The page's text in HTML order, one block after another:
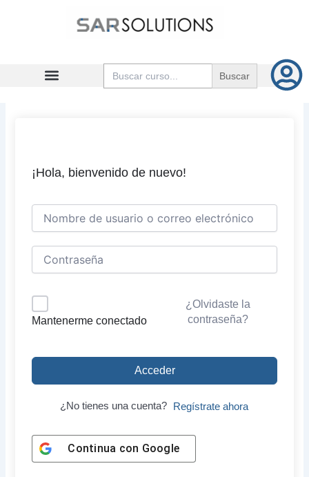
Buscar:
¡Hola, bienvenido de nuevo!
Mantenerme conectado
¿Olvidaste la
contraseña?
Acceder
¿No tienes una cuenta? Regístrate ahora
Continua con Google